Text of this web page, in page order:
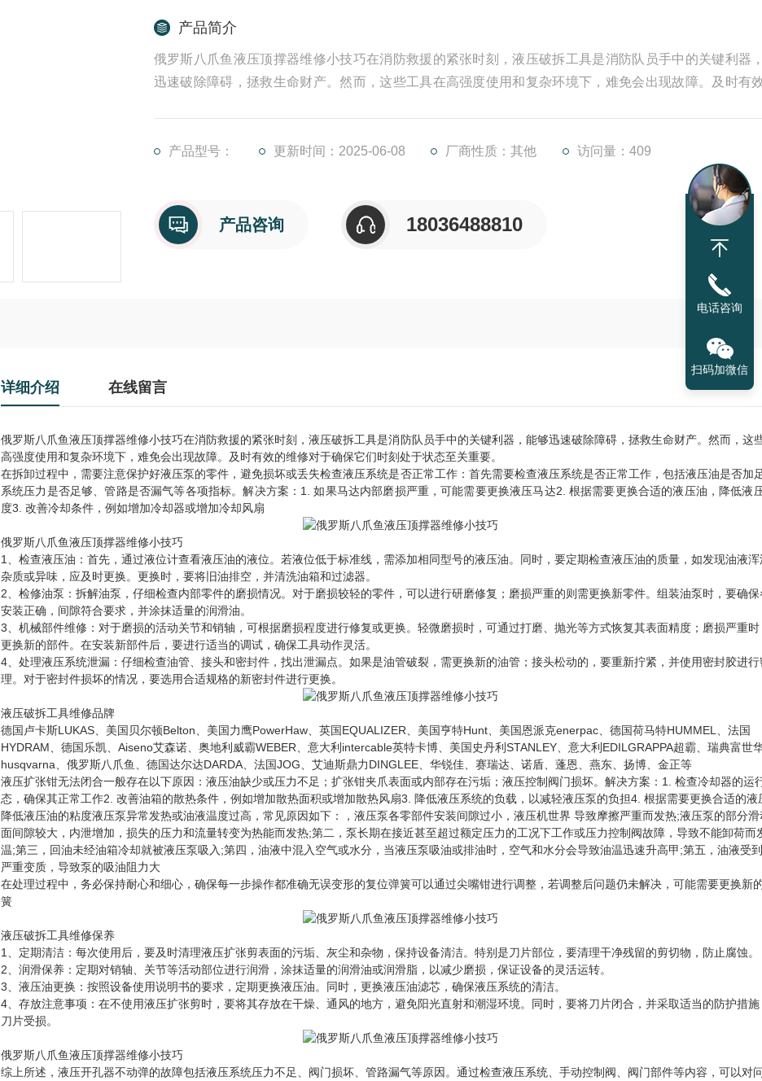
产品简介
俄罗斯八爪鱼液压顶撑器维修小技巧在消防救援的紧张时刻，液压破拆工具是消防队员手中的关键利器
迅速破除障碍，拯救生命财产。然而，这些工具在高强度使用和复杂环境下，难免会出现故障。及时有
压系统是否正常工作，包括液压油是否加足、液压系统压力是否足够、管路是否漏气
产品型号： 更新时间：2025-06-08 厂商性质：其他 访问量：409
产品咨询 18036488810
详细介绍 在线留言
俄罗斯八爪鱼液压顶撑器维修小技巧在消防救援的紧张时刻，液压破拆工具是消防队员手中的关键利器，能够迅速破除障碍，拯救生命财产。然而，这
高强度使用和复杂环境下，难免会出现故障。及时有效的维修对于确保它们时刻处于状态至关重要。
在拆卸过程中，需要注意保护好液压泵的零件，避免损坏或丢失检查液压系统是否正常工作：首先需要检查液压系统是否正常工作，包括液压油是否加
系统压力是否足够、管路是否漏气等各项指标。解决方案：1. 如果马达内部磨损严重，可能需要更换液压马达2. 根据需要更换合适的液压油，降低液
度3. 改善冷却条件，例如增加冷却器或增加冷却风扇
俄罗斯八爪鱼液压顶撑器维修小技巧
1、检查液压油：首先，通过液位计查看液压油的液位。若液位低于标准线，需添加相同型号的液压油。同时，要定期检查液压油的质量，如发现油液
杂质或异味，应及时更换。更换时，要将旧油排空，并清洗油箱和过滤器。
2、检修油泵：拆解油泵，仔细检查内部零件的磨损情况。对于磨损较轻的零件，可以进行研磨修复；磨损严重的则需更换新零件。组装油泵时，要确
安装正确，间隙符合要求，并涂抹适量的润滑油。
3、机械部件维修：对于磨损的活动关节和销轴，可根据磨损程度进行修复或更换。轻微磨损时，可通过打磨、抛光等方式恢复其表面精度；磨损严重
更换新的部件。在安装新部件后，要进行适当的调试，确保工具动作灵活。
4、处理液压系统泄漏：仔细检查油管、接头和密封件，找出泄漏点。如果是油管破裂，需更换新的油管；接头松动的，要重新拧紧，并使用密封胶进
理。对于密封件损坏的情况，要选用合适规格的新密封件进行更换。
液压破拆工具维修品牌
德国卢卡斯LUKAS、美国贝尔顿Belton、美国力鹰PowerHaw、英国EQUALIZER、美国亨特Hunt、美国恩派克enerpac、德国荷马特HUMMEL、法国
HYDRAM、德国乐凯、Aiseno艾森诺、奥地利威霸WEBER、意大利intercable英特卡博、美国史丹利STANLEY、意大利EDILGRAPPA超霸、瑞典富世
husqvarna、俄罗斯八爪鱼、德国达尔达DARDA、法国JOG、艾迪斯鼎力DINGLEE、华锐佳、赛瑞达、诺盾、蓬恩、燕东、扬博、金正等
液压扩张钳无法闭合一般存在以下原因：液压油缺少或压力不足；扩张钳夹爪表面或内部存在污垢；液压控制阀门损坏。解决方案：1. 检查冷却器的运
态，确保其正常工作2. 改善油箱的散热条件，例如增加散热面积或增加散热风扇3. 降低液压系统的负载，以减轻液压泵的负担4. 根据需要更换合适的液
降低液压油的粘度液压泵异常发热或油液温度过高，常见原因如下：，液压泵各零部件安装间隙过小，液压机世界 导致摩擦严重而发热;液压泵的部分
面间隙较大，内泄增加，损失的压力和流量转变为热能而发热;第二，泵长期在接近甚至超过额定压力的工况下工作或压力控制阀故障，导致不能卸荷而
温;第三，回油未经油箱冷却就被液压泵吸入;第四，油液中混入空气或水分，当液压泵吸油或排油时，空气和水分会导致油温迅速升高甲;第五，油液受
严重变质，导致泵的吸油阻力大
在处理过程中，务必保持耐心和细心，确保每一步操作都准确无误变形的复位弹簧可以通过尖嘴钳进行调整，若调整后问题仍未解决，可能需要更换新
簧
液压破拆工具维修保养
1、定期清洁：每次使用后，要及时清理液压扩张剪表面的污垢、灰尘和杂物，保持设备清洁。特别是刀片部位，要清理干净残留的剪切物，防止腐蚀。
2、润滑保养：定期对销轴、关节等活动部位进行润滑，涂抹适量的润滑油或润滑脂，以减少磨损，保证设备的灵活运转。
3、液压油更换：按照设备使用说明书的要求，定期更换液压油。同时，更换液压油滤芯，确保液压系统的清洁。
4、存放注意事项：在不使用液压扩张剪时，要将其存放在干燥、通风的地方，避免阳光直射和潮湿环境。同时，要将刀片闭合，并采取适当的防护措
刀片受损。
俄罗斯八爪鱼液压顶撑器维修小技巧
综上所述，液压开孔器不动弹的故障包括液压系统压力不足、阀门损坏、管路漏气等原因。通过检查液压系统、手动控制阀、阀门部件等内容，可以对
电话咨询
扫码加微信